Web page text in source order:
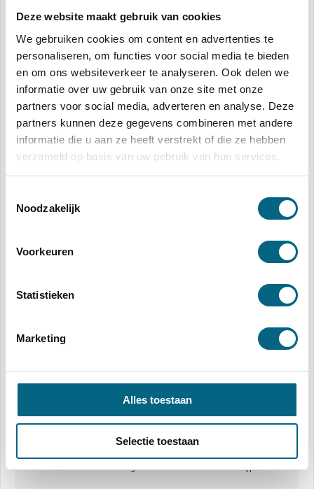
Deze website maakt gebruik van cookies
We gebruiken cookies om content en advertenties te
personaliseren, om functies voor social media te bieden
en om ons websiteverkeer te analyseren. Ook delen we
informatie over uw gebruik van onze site met onze
partners voor social media, adverteren en analyse. Deze
partners kunnen deze gegevens combineren met andere
informatie die u aan ze heeft verstrekt of die ze hebben
verzameld op basis van uw gebruik van hun services.
Noodzakelijk
Voorkeuren
Statistieken
Marketing
Alles toestaan
Selectie toestaan
Anderen bekeken ook
Hypotheekoplossingen in de Regio!